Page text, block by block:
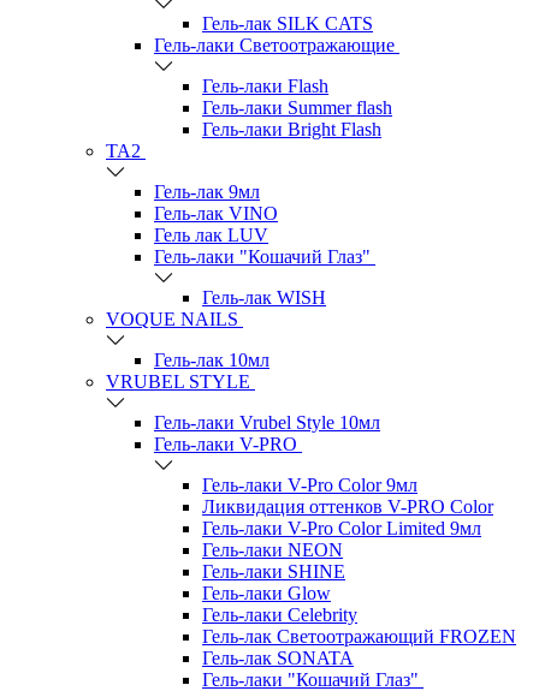
Гель-лак SILK CATS
Гель-лаки Светоотражающие
Гель-лаки Flash
Гель-лаки Summer flash
Гель-лаки Bright Flash
TA2
Гель-лак 9мл
Гель-лак VINO
Гель лак LUV
Гель-лаки "Кошачий Глаз"
Гель-лак WISH
VOQUE NAILS
Гель-лак 10мл
VRUBEL STYLE
Гель-лаки Vrubel Style 10мл
Гель-лаки V-PRO
Гель-лаки V-Pro Color 9мл
Ликвидация оттенков V-PRO Color
Гель-лаки V-Pro Color Limited 9мл
Гель-лаки NEON
Гель-лаки SHINE
Гель-лаки Glow
Гель-лаки Celebrity
Гель-лак Светоотражающий FROZEN
Гель-лак SONATA
Гель-лаки "Кошачий Глаз"